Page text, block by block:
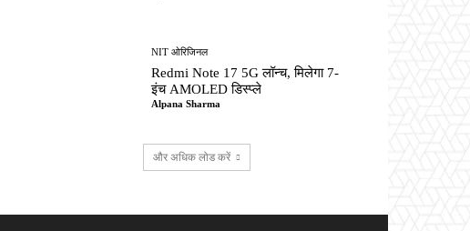
NIT ओरिजिनल
Redmi Note 17 5G लॉन्च, मिलेगा 7-
इंच AMOLED डिस्प्ले
Alpana Sharma
और अधिक लोड करें